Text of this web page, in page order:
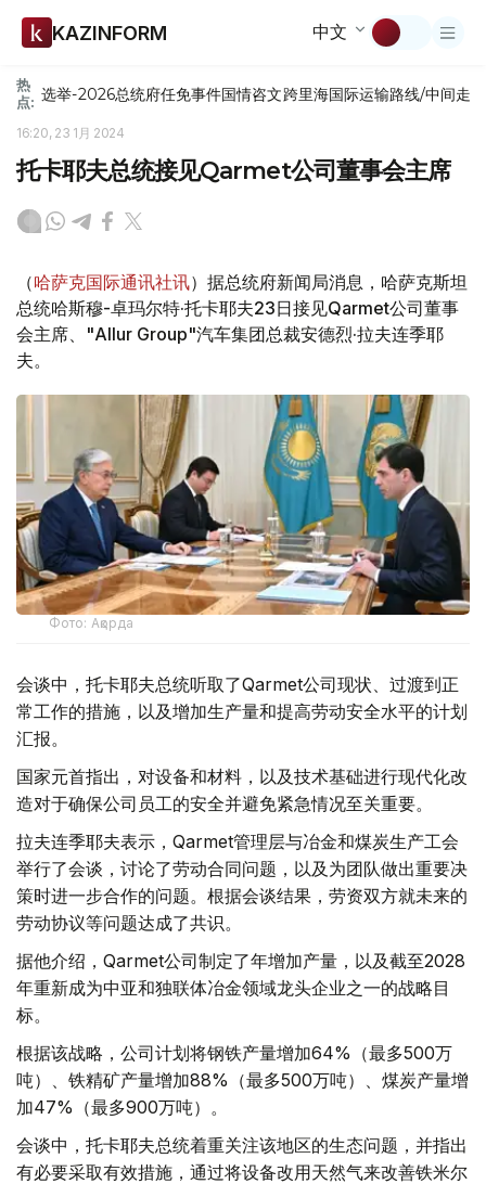
KAZINFORM 中文
热
点: 选举-2026总统府任免事件国情咨文跨里海国际运输路线/中间走廊
16:20, 23 1月 2024
托卡耶夫总统接见Qarmet公司董事会主席
（哈萨克国际通讯社讯）据总统府新闻局消息，哈萨克斯坦
总统哈斯穆-卓玛尔特·托卡耶夫23日接见Qarmet公司董事
会主席、"Allur Group"汽车集团总裁安德烈·拉夫连季耶
夫。
Фото: Ақорда
会谈中，托卡耶夫总统听取了Qarmet公司现状、过渡到正
常工作的措施，以及增加生产量和提高劳动安全水平的计划
汇报。
国家元首指出，对设备和材料，以及技术基础进行现代化改
造对于确保公司员工的安全并避免紧急情况至关重要。
拉夫连季耶夫表示，Qarmet管理层与冶金和煤炭生产工会
举行了会谈，讨论了劳动合同问题，以及为团队做出重要决
策时进一步合作的问题。根据会谈结果，劳资双方就未来的
劳动协议等问题达成了共识。
据他介绍，Qarmet公司制定了年增加产量，以及截至2028
年重新成为中亚和独联体冶金​​领域龙头企业之一的战略目
标。
根据该战略，公司计划将钢铁产量增加64%（最多500万
吨）、铁精矿产量增加88%（最多500万吨）、煤炭产量增
加47%（最多900万吨）。
会谈中，托卡耶夫总统着重关注该地区的生态问题，并指出
有必要采取有效措施，通过将设备改用天然气来改善铁米尔